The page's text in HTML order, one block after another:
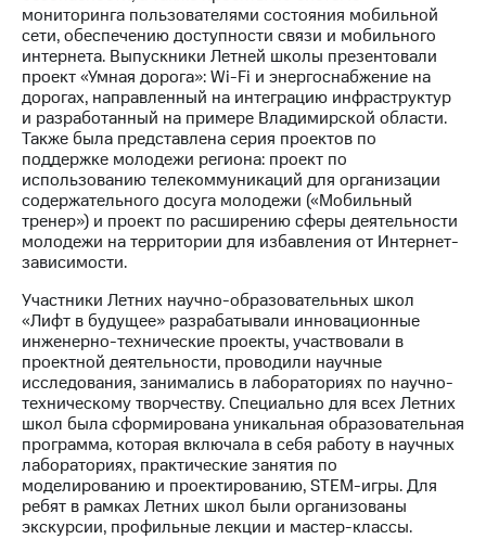
Документы
ПАО
"МТС"
Собрания
акционеров
Личный
кабинет
акционера
Акционерный
капитал
Контроль
и
аудит
акций
Описание
Программа
приобретения
Порядок
выкупа
акций
Дивиденды
Рынок
облигаций
мониторинга пользователями состояния мобильной
сети, обеспечению доступности связи и мобильного
интернета. Выпускники Летней школы презентовали
проект «Умная дорога»: Wi-Fi и энергоснабжение на
дорогах, направленный на интеграцию инфраструктур
и разработанный на примере Владимирской области.
Также была представлена серия проектов по
поддержке молодежи региона: проект по
использованию телекоммуникаций для организации
содержательного досуга молодежи («Мобильный
тренер») и проект по расширению сферы деятельности
молодежи на территории для избавления от Интернет-
зависимости.
Участники Летних научно-образовательных школ
«Лифт в будущее» разрабатывали инновационные
инженерно-технические проекты, участвовали в
проектной деятельности, проводили научные
исследования, занимались в лабораториях по научно-
техническому творчеству. Специально для всех Летних
школ была сформирована уникальная образовательная
программа, которая включала в себя работу в научных
лабораториях, практические занятия по
моделированию и проектированию, STEM-игры. Для
ребят в рамках Летних школ были организованы
экскурсии, профильные лекции и мастер-классы.